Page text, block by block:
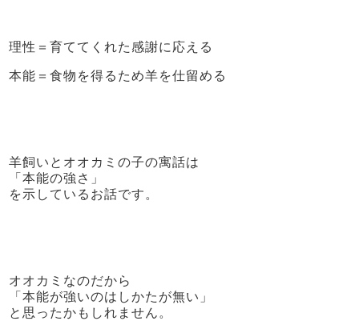
理性＝育ててくれた感謝に応える
本能＝食物を得るため羊を仕留める
羊飼いとオオカミの子の寓話は
「本能の強さ」
を示しているお話です。
オオカミなのだから
「本能が強いのはしかたが無い」
と思ったかもしれません。